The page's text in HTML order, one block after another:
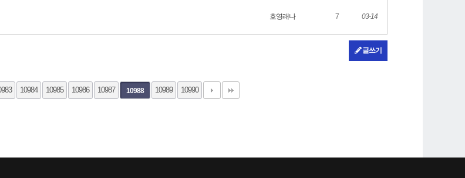
호영래나 7 03-14
글쓰기
10984 10985 10986 10987 10988 10989 10990